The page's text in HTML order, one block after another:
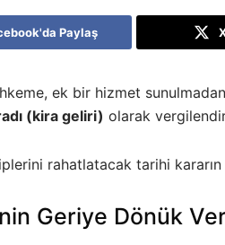
Paylaş
ek bir hizmet
(kira geliri) olarak
rahatlatacak tarihi kararın
Geriye Dönük